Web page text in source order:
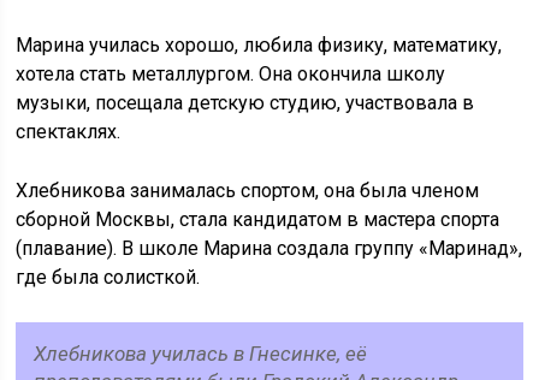
Марина училась хорошо, любила физику, математику,
хотела стать металлургом. Она окончила школу
музыки, посещала детскую студию, участвовала в
спектаклях.
Хлебникова занималась спортом, она была членом
сборной Москвы, стала кандидатом в мастера спорта
(плавание). В школе Марина создала группу «Маринад»,
где была солисткой.
Хлебникова училась в Гнесинке, её